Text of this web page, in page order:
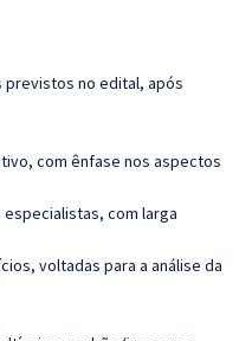
previstos no edital, após
com ênfase nos aspectos
com larga
voltadas para a análise da